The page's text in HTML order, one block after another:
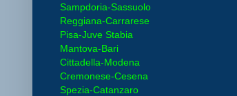
Sampdoria-Sassuolo
Reggiana-Carrarese
Pisa-Juve Stabia
Mantova-Bari
Cittadella-Modena
Cremonese-Cesena
Spezia-Catanzaro